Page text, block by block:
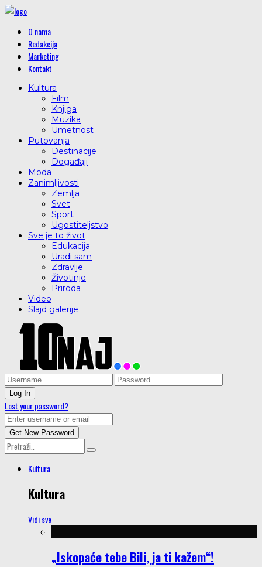
O nama
Redakcija
Marketing
Kontakt
Kultura
Film
Knjiga
Muzika
Umetnost
Putovanja
Destinacije
Događaji
Moda
Zanimljivosti
Zemlja
Svet
Sport
Ugostiteljstvo
Sve je to život
Edukacija
Uradi sam
Zdravlje
Životinje
Priroda
Video
Slajd galerije
Lost your password?
Kultura
Kultura
Vidi sve
„Iskopaće tebe Bili, ja ti kažem“!